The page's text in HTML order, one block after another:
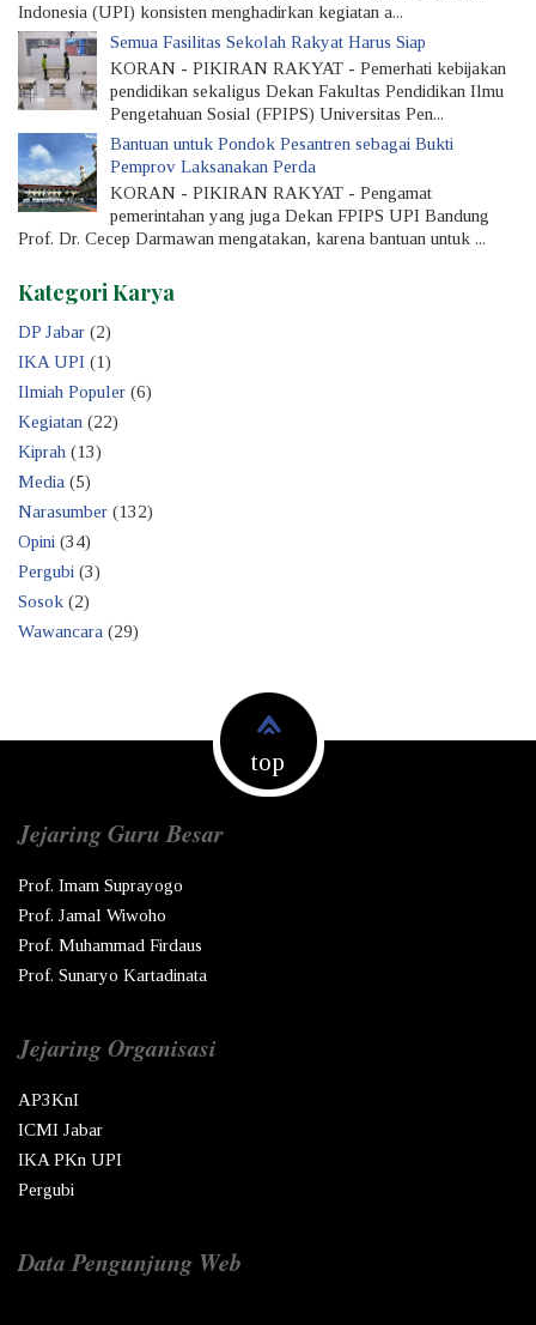
Indonesia (UPI) konsisten menghadirkan kegiatan a...
Semua Fasilitas Sekolah Rakyat Harus Siap
KORAN - PIKIRAN RAKYAT - Pemerhati kebijakan
pendidikan sekaligus Dekan Fakultas Pendidik­an Ilmu
Pengetahuan Sosial (FPIPS) Universitas Pen...
Bantuan untuk Pondok Pesantren sebagai Bukti
Pemprov Laksanakan Perda
KORAN - PIKIRAN RAKYAT - Pengamat
pemerintahan yang juga Dekan FPIPS UPI Bandung
Prof. Dr. Cecep Darmawan menga­takan, karena bantuan untuk ...
Kategori Karya
DP Jabar (2)
IKA UPI (1)
Ilmiah Populer (6)
Kegiatan (22)
Kiprah (13)
Media (5)
Narasumber (132)
Opini (34)
Pergubi (3)
Sosok (2)
Wawancara (29)
top
Jejaring Guru Besar
Prof. Imam Suprayogo
Prof. Jamal Wiwoho
Prof. Muhammad Firdaus
Prof. Sunaryo Kartadinata
Jejaring Organisasi
AP3KnI
ICMI Jabar
IKA PKn UPI
Pergubi
Data Pengunjung Web